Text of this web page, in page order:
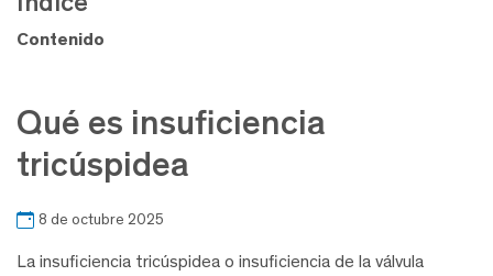
Qué es insuficiencia
tricúspidea
8 de octubre 2025
La insuficiencia tricúspidea o insuficiencia de la válvula
Contenido